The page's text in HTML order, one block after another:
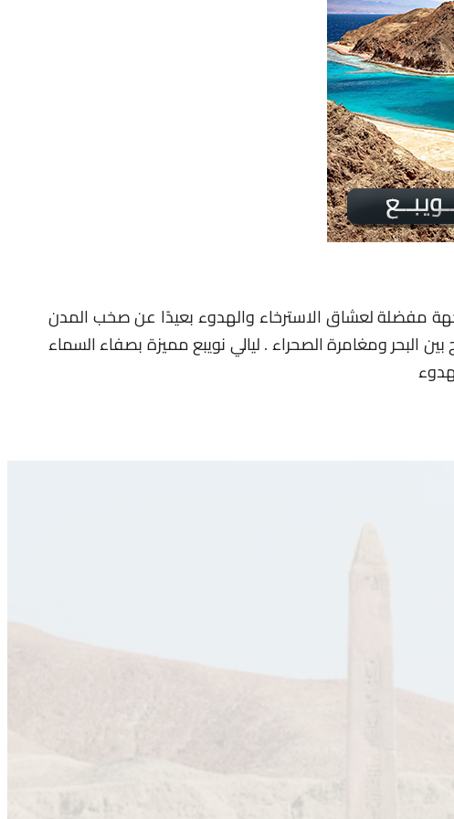
مفضلة لعشاق الاسترخاء والهدوء بعيدًا عن صخب المدن
البحر ومغامرة الصحراء . ليالي نويبع مميزة بصفاء السماء